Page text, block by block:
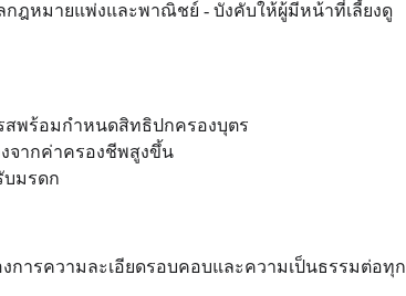
กฎหมายแพ่งและพาณิชย์ - บังคับให้ผู้มีหน้าที่เลี้ยงดู
พร้อมกำหนดสิทธิปกครองบุตร
จากค่าครองชีพสูงขึ้น
บมรดก
งการความละเอียดรอบคอบและความเป็นธรรมต่อทุก